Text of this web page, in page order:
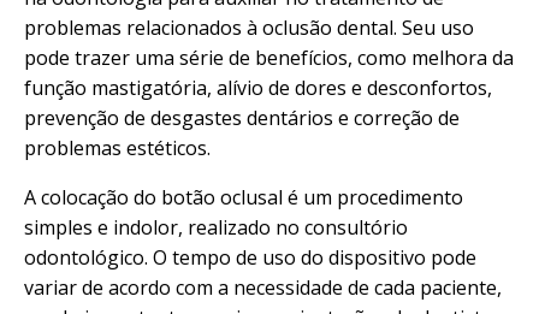
problemas relacionados à oclusão dental. Seu uso
pode trazer uma série de benefícios, como melhora da
função mastigatória, alívio de dores e desconfortos,
prevenção de desgastes dentários e correção de
problemas estéticos.
A colocação do botão oclusal é um procedimento
simples e indolor, realizado no consultório
odontológico. O tempo de uso do dispositivo pode
variar de acordo com a necessidade de cada paciente,